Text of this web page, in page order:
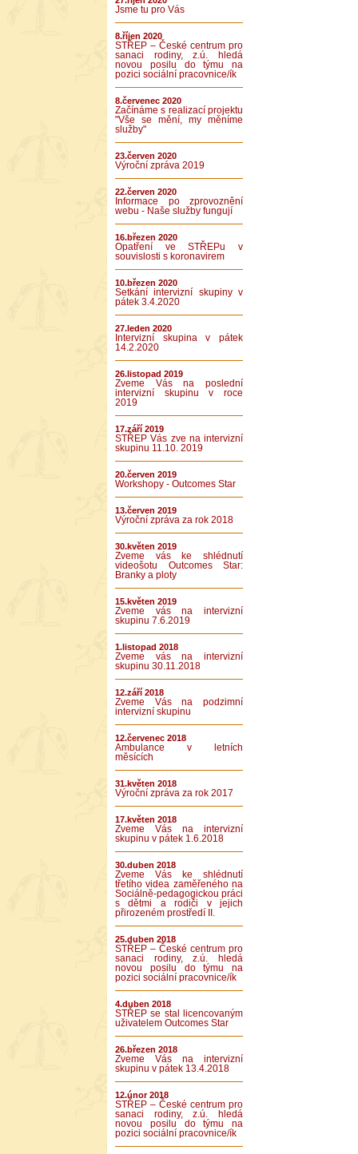
Jsme tu pro Vás
8.říjen 2020
STŘEP – České centrum pro
sanaci rodiny, z.ú. hledá
novou posilu do týmu na
pozici sociální pracovnice/ík
8.červenec 2020
Začínáme s realizací projektu
"Vše se mění, my měníme
služby"
23.červen 2020
Výroční zpráva 2019
22.červen 2020
Informace po zprovoznění
webu - Naše služby fungují
16.březen 2020
Opatření ve STŘEPu v
souvislosti s koronavirem
10.březen 2020
Setkání intervizní skupiny v
pátek 3.4.2020
27.leden 2020
Intervizní skupina v pátek
14.2.2020
26.listopad 2019
Zveme Vás na poslední
intervizní skupinu v roce
2019
17.září 2019
STŘEP Vás zve na intervizní
skupinu 11.10. 2019
20.červen 2019
Workshopy - Outcomes Star
13.červen 2019
Výroční zpráva za rok 2018
30.květen 2019
Zveme vás ke shlédnutí
videošotu Outcomes Star:
Branky a ploty
15.květen 2019
Zveme vás na intervizní
skupinu 7.6.2019
1.listopad 2018
Zveme vás na intervizní
skupinu 30.11.2018
12.září 2018
Zveme Vás na podzimní
intervizní skupinu
12.červenec 2018
Ambulance v letních
měsících
31.květen 2018
Výroční zpráva za rok 2017
17.květen 2018
Zveme Vás na intervizní
skupinu v pátek 1.6.2018
30.duben 2018
Zveme Vás ke shlédnutí
třetího videa zaměřeného na
Sociálně-pedagogickou práci
s dětmi a rodiči v jejich
přirozeném prostředí II.
25.duben 2018
STŘEP – České centrum pro
sanaci rodiny, z.ú. hledá
novou posilu do týmu na
pozici sociální pracovnice/ík
4.duben 2018
STŘEP se stal licencovaným
uživatelem Outcomes Star
26.březen 2018
Zveme Vás na intervizní
skupinu v pátek 13.4.2018
12.únor 2018
STŘEP – České centrum pro
sanaci rodiny, z.ú. hledá
novou posilu do týmu na
pozici sociální pracovnice/ík